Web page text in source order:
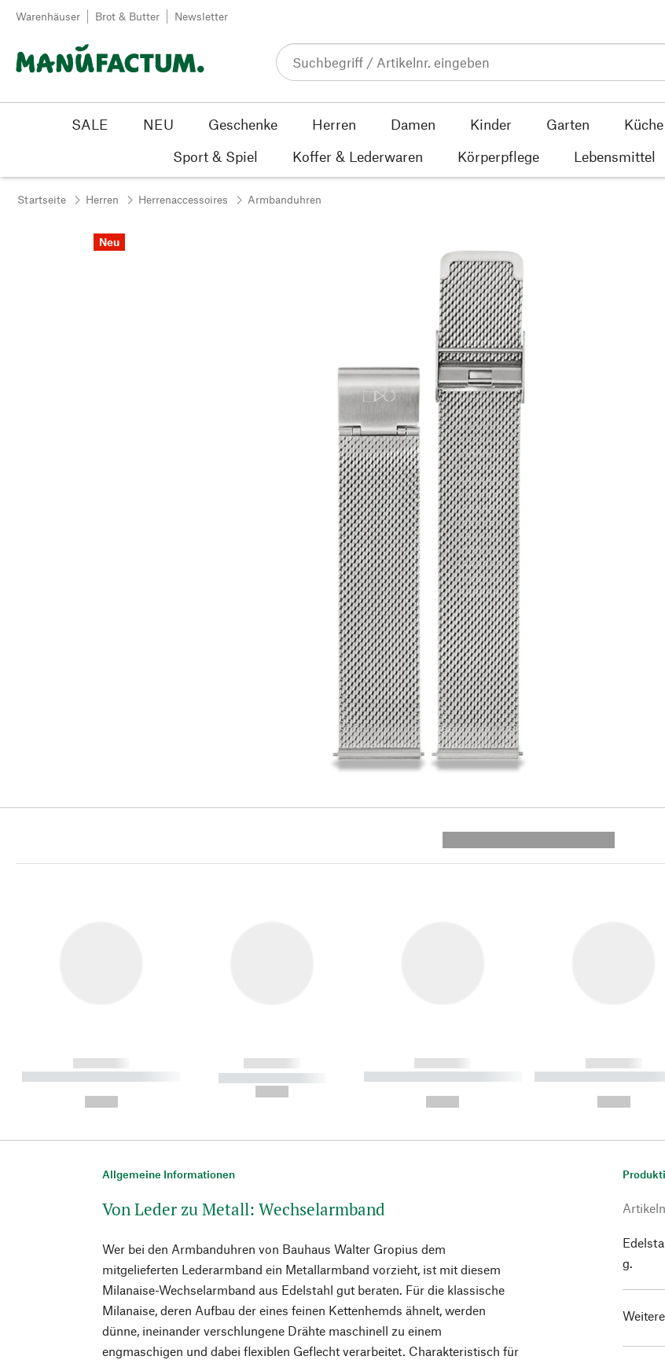
Zum Inhalt springen
Warenhäuser Brot & Butter Newsletter
SALE NEU Geschenke Herren Damen Kinder Garten Küche
Sport & Spiel
Koffer & Lederwaren Körperpflege Lebensmittel
Startseite Herren Herrenaccessoires Armbanduhren
Neu
------------
----------- ----------- ----------
------------
----------- -----------
------------
----------- ----------- ----------
------------
----------- -----------
Allgemeine Informationen
Von Leder zu Metall: Wechselarmband
Wer bei den Armbanduhren von Bauhaus Walter Gropius dem
mitgelieferten Lederarmband ein Metallarmband vorzieht, ist mit diesem
Milanaise-Wechselarmband aus Edelstahl gut beraten. Für die klassische
Milanaise, deren Aufbau der eines feinen Kettenhemds ähnelt, werden
dünne, ineinander verschlungene Drähte maschinell zu einem
engmaschigen und dabei flexiblen Geflecht verarbeitet. Charakteristisch für
g.